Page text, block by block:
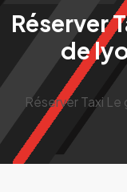
Réserver
de
Réserver Taxi